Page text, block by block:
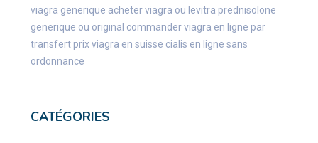
viagra generique acheter viagra ou levitra prednisolone
generique ou original commander viagra en ligne par
transfert prix viagra en suisse cialis en ligne sans
ordonnance
CATÉGORIES